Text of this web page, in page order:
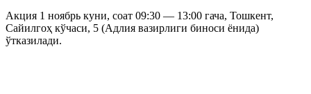
Акция 1 ноябрь куни, соат 09:30 — 13:00 гача, Тошкент,
Сайилгоҳ кўчаси, 5 (Адлия вазирлиги биноси ёнида)
ўтказилади.